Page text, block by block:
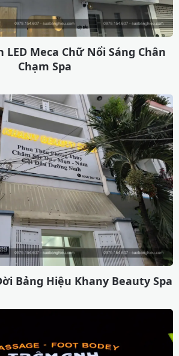
LED Meca Chữ Nổi Sáng Chân
Chạm Spa
Bảng Hiệu Khany Beauty Spa